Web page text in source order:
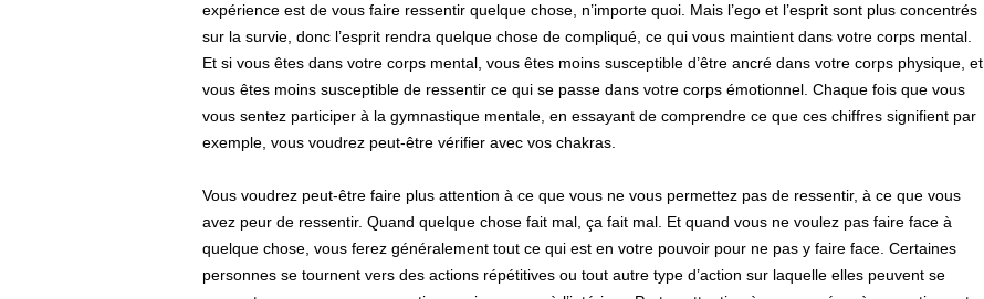
expérience est de vous faire ressentir quelque chose, n’importe quoi. Mais l’ego et l’esprit sont plus concentrés
sur la survie, donc l’esprit rendra quelque chose de compliqué, ce qui vous maintient dans votre corps mental.
Et si vous êtes dans votre corps mental, vous êtes moins susceptible d’être ancré dans votre corps physique, et
vous êtes moins susceptible de ressentir ce qui se passe dans votre corps émotionnel. Chaque fois que vous
vous sentez participer à la gymnastique mentale, en essayant de comprendre ce que ces chiffres signifient par
exemple, vous voudrez peut-être vérifier avec vos chakras.
Vous voudrez peut-être faire plus attention à ce que vous ne vous permettez pas de ressentir, à ce que vous
avez peur de ressentir. Quand quelque chose fait mal, ça fait mal. Et quand vous ne voulez pas faire face à
quelque chose, vous ferez généralement tout ce qui est en votre pouvoir pour ne pas y faire face. Certaines
personnes se tournent vers des actions répétitives ou tout autre type d’action sur laquelle elles peuvent se